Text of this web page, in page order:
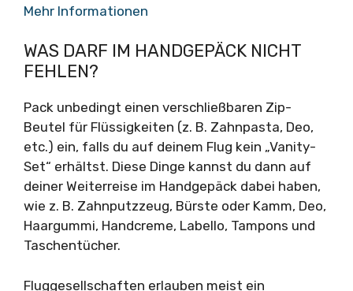
Mehr Informationen
WAS DARF IM HANDGEPÄCK NICHT
FEHLEN?
Pack unbedingt einen verschließbaren Zip-
Beutel für Flüssigkeiten (z. B. Zahnpasta, Deo,
etc.) ein, falls du auf deinem Flug kein „Vanity-
Set“ erhältst. Diese Dinge kannst du dann auf
deiner Weiterreise im Handgepäck dabei haben,
wie z. B. Zahnputzzeug, Bürste oder Kamm, Deo,
Haargummi, Handcreme, Labello, Tampons und
Taschentücher.
Fluggesellschaften erlauben meist ein